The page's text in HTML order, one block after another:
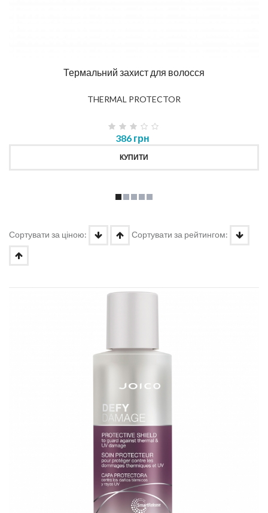
Термальний захист для волосся
THERMAL PROTECTOR
386 грн
КУПИТИ
Сортувати за ціною: Сортувати за рейтингом: